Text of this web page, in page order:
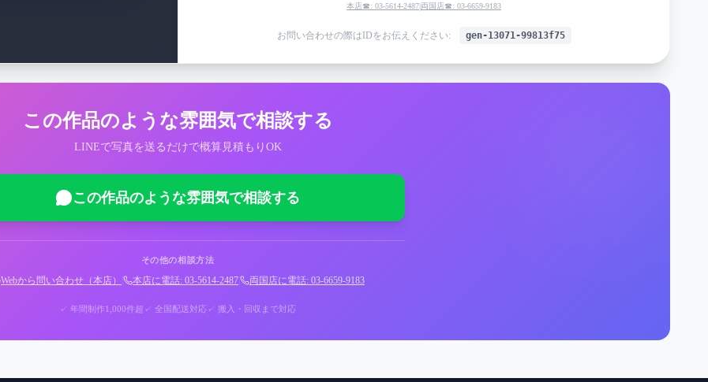
本店☎: 03-5614-2487|両国店☎: 03-6659-9183
お問い合わせの際はIDをお伝えください: gen-13071-99813f75
この作品のような雰囲気で相談する
LINEで写真を送るだけで概算見積もりOK
この作品のような雰囲気で相談する
その他の相談方法
Webから問い合わせ（本店） 本店に電話: 03-5614-2487 両国店に電話: 03-6659-9183
✓ 年間制作1,000件超 ✓ 全国配送対応✓ 搬入・回収まで対応